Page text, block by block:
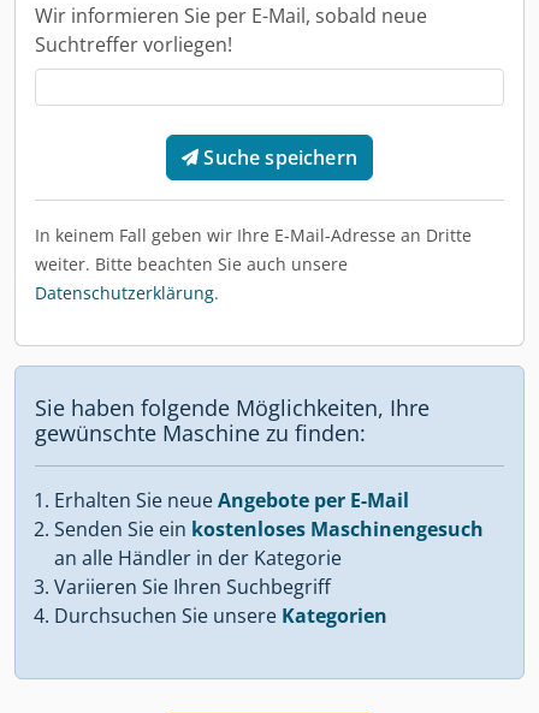
Wir informieren Sie per E-Mail, sobald neue
Suchtreffer vorliegen!
Suche speichern
In keinem Fall geben wir Ihre E-Mail-Adresse an Dritte
weiter. Bitte beachten Sie auch unsere
Datenschutzerklärung.
Sie haben folgende Möglichkeiten, Ihre
gewünschte Maschine zu finden:
Erhalten Sie neueAngebote per E-Mail
Senden Sie ein kostenloses Maschinengesuch
an alle Händler in der Kategorie
Variieren Sie Ihren Suchbegriff
Durchsuchen Sie unsere Kategorien